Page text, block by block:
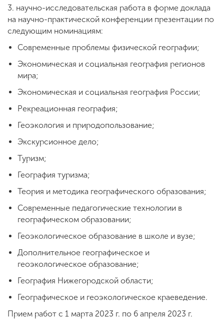
3. научно-исследовательская работа в форме доклада
на научно-практической конференции презентации по
следующим номинациям:
Современные проблемы физической географии;
Экономическая и социальная география регионов
мира;
Экономическая и социальная география России;
Рекреационная география;
Геоэкология и природопользование;
Экскурсионное дело;
Туризм;
География туризма;
Теория и методика географического образования;
Современные педагогические технологии в
географическом образовании;
Геоэкологическое образование в школе и вузе;
Дополнительное географическое и
геоэкологическое образование;
География Нижегородской области;
Географическое и геоэкологическое краеведение.
Прием работ с 1 марта 2023 г. по 6 апреля 2023 г.